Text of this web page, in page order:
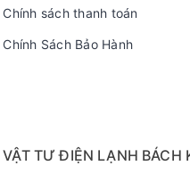
Chính sách thanh toán
Chính Sách Bảo Hành
VẬT TƯ ĐIỆN LẠNH BÁCH